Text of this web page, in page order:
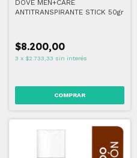
DOVE MEN+CARE
ANTITRANSPIRANTE STICK 50gr
$8.200,00
3 x $2.733,33 sin interés